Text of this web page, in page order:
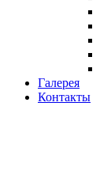
Галерея
Контакты